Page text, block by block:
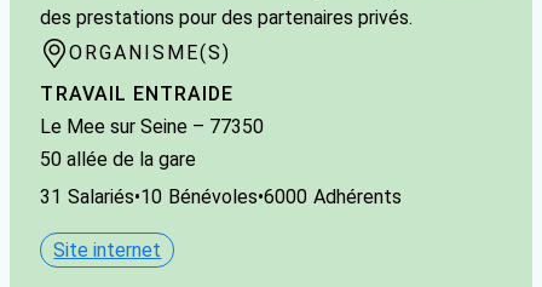
des prestations pour des partenaires privés.
ORGANISME(S)
TRAVAIL ENTRAIDE
Le Mee sur Seine – 77350
50 allée de la gare
31 Salariés•10 Bénévoles•6000 Adhérents
Site internet